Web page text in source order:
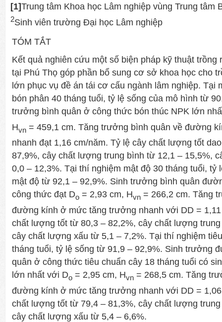
[1]Trung tâm Khoa học Lâm nghiệp vùng Trung tâm
2Sinh viên trường Đại học Lâm nghiệp
TÓM TẮT
Kết quả nghiên cứu một số biện pháp kỹ thuật trồng
tại Phú Thọ góp phần bổ sung cơ sở khoa học cho
lớn phục vụ đề án tái cơ cấu ngành lâm nghiệp. Tại
bón phân 40 tháng tuổi, tỷ lệ sống của mô hình từ
trưởng bình quân ở công thức bón thúc NPK lớn
Hvn = 459,1 cm. Tăng trưởng bình quân về đường
nhanh đạt 1,16 cm/năm. Tỷ lệ cây chất lượng tốt
87,9%, cây chất lượng trung bình từ 12,1 – 15,5%,
0,0 – 12,3%. Tại thí nghiệm mật độ 30 tháng tuổi, tỷ
mật độ từ 92,1 – 92,9%. Sinh trưởng bình quân
công thức đạt Do = 2,93 cm, Hvn = 266,2 cm. Tăng
đường kính ở mức tăng trưởng nhanh với DD =
chất lượng tốt từ 80,3 – 82,2%, cây chất lượng
cây chất lượng xấu từ 5,1 – 7,2%. Tại thí nghiệm
tháng tuổi, tỷ lệ sống từ 91,9 – 92,9%. Sinh trưởng
quân ở công thức tiêu chuẩn cây 18 tháng tuổi có
lớn nhất với Do = 2,95 cm, Hvn = 268,5 cm. Tăng
đường kính ở mức tăng trưởng nhanh với DD =
chất lượng tốt từ 79,4 – 81,3%, cây chất lượng
cây chất lượng xấu từ 5,4 – 6,6%.